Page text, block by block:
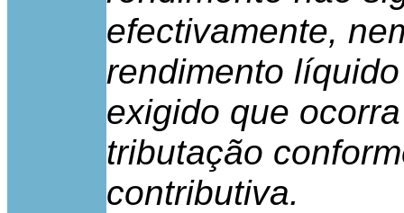
efectivamente,
rendimento
exigido que
tributação
contributiva.